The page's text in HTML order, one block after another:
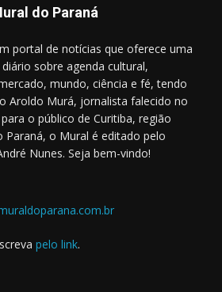
do Paraná
portal de notícias que oferece uma
sobre agenda cultural,
mundo, ciência e fé, tendo
Aroldo Murá, jornalista falecido no
o público de Curitiba, região
o Mural é editado pelo
Nunes. Seja bem-vindo!
pelo link.